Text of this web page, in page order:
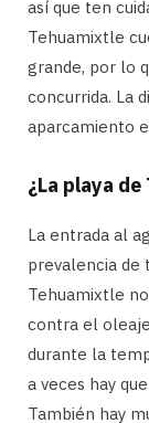
así que ten
Tehuamixtle
grande, por lo
concurrida. La
aparcamiento
¿La playa
La entrada al
prevalencia de
Tehuamixtle
contra el
durante la
a veces hay
También hay